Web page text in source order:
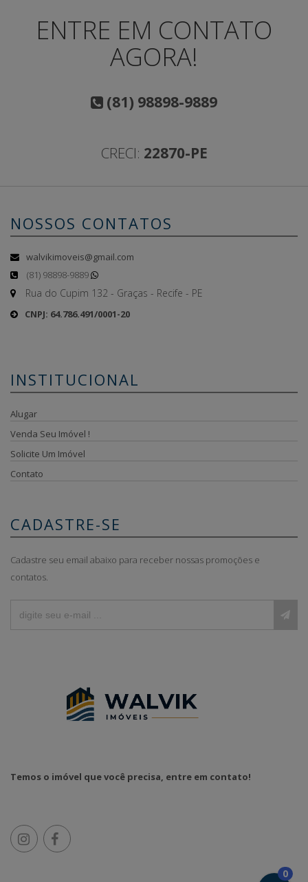
ENTRE EM CONTATO
AGORA!
(81) 98898-9889
CRECI: 22870-PE
NOSSOS CONTATOS
walvikimoveis@gmail.com
(81) 98898-9889
Rua do Cupim 132 - Graças - Recife - PE
CNPJ: 64.786.491/0001-20
INSTITUCIONAL
Alugar
Venda Seu Imóvel !
Solicite Um Imóvel
Contato
CADASTRE-SE
Cadastre seu email abaixo para receber nossas promoções e
contatos.
Temos o imóvel que você precisa, entre em contato!
0